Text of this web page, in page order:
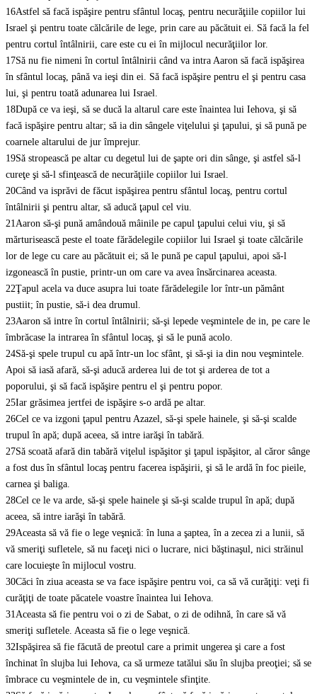
16Astfel să facă ispăşire pentru sfântul locaş, pentru necurăţiile copiilor lui
Israel şi pentru toate călcările de lege, prin care au păcătuit ei. Să facă la fel
pentru cortul întâlnirii, care este cu ei în mijlocul necurăţiilor lor.
17Să nu fie nimeni în cortul întâlnirii când va intra Aaron să facă ispăşirea
în sfântul locaş, până va ieşi din ei. Să facă ispăşire pentru el şi pentru casa
lui, şi pentru toată adunarea lui Israel.
18După ce va ieşi, să se ducă la altarul care este înaintea lui Iehova, şi să
facă ispăşire pentru altar; să ia din sângele viţelului şi ţapului, şi să pună pe
coarnele altarului de jur împrejur.
19Să stropească pe altar cu degetul lui de şapte ori din sânge, şi astfel să-l
cureţe şi să-l sfinţească de necurăţiile copiilor lui Israel.
20Când va isprăvi de făcut ispăşirea pentru sfântul locaş, pentru cortul
întâlnirii şi pentru altar, să aducă ţapul cel viu.
21 Aaron să-şi pună amândouă mâinile pe capul ţapului celui viu, şi să
mărturisească peste el toate fărădelegile copiilor lui Israel şi toate călcările
lor de lege cu care au păcătuit ei; să le pună pe capul ţapului, apoi să-l
izgonească în pustie, printr-un om care va avea însărcinarea aceasta.
22Ţapul acela va duce asupra lui toate fărădelegile lor într-un pământ
pustiit; în pustie, să-i dea drumul.
23Aaron să intre în cortul întâlnirii; să-şi lepede veşmintele de in, pe care le
îmbrăcase la intrarea în sfântul locaş, şi să le pună acolo.
24Să-şi spele trupul cu apă într-un loc sfânt, şi să-şi ia din nou veşmintele.
Apoi să iasă afară, să-şi aducă arderea lui de tot şi arderea de tot a
poporului, şi să facă ispăşire pentru el şi pentru popor.
25Iar grăsimea jertfei de ispăşire s-o ardă pe altar.
26Cel ce va izgoni ţapul pentru Azazel, să-şi spele hainele, şi să-şi scalde
trupul în apă; după aceea, să intre iarăşi în tabără.
27Să scoată afară din tabără viţelul ispăşitor şi ţapul ispăşitor, al căror sânge
a fost dus în sfântul locaş pentru facerea ispăşirii, şi să le ardă în foc pieile,
carnea şi baliga.
28Cel ce le va arde, să-şi spele hainele şi să-şi scalde trupul în apă; după
aceea, să intre iarăşi în tabără.
29Aceasta să vă fie o lege veşnică: în luna a şaptea, în a zecea zi a lunii, să
vă smeriţi sufletele, să nu faceţi nici o lucrare, nici băştinaşul, nici străinul
care locuieşte în mijlocul vostru.
30Căci în ziua aceasta se va face ispăşire pentru voi, ca să vă curăţiţi: veţi fi
curăţiţi de toate păcatele voastre înaintea lui Iehova.
31 Aceasta să fie pentru voi o zi de Sabat, o zi de odihnă, în care să vă
smeriţi sufletele. Aceasta să fie o lege veşnică.
32Ispăşirea să fie făcută de preotul care a primit ungerea şi care a fost
închinat în slujba lui Iehova, ca să urmeze tatălui său în slujba preoţiei; să se
îmbrace cu veşmintele de in, cu veşmintele sfinţite.